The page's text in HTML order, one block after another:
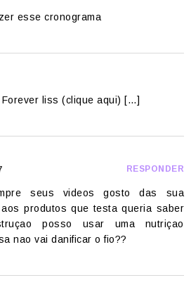
esse cronograma
liss (clique aqui) […]
RESPONDER
seus videos gosto das sua
produtos que testa queria saber
posso usar uma nutriçao
nao vai danificar o fio??